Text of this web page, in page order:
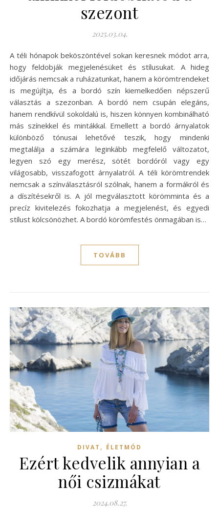
szezont
2025.03.04.
A téli hónapok beköszöntével sokan keresnek módot arra,
hogy feldobják megjelenésüket és stílusukat. A hideg
időjárás nemcsak a ruházatunkat, hanem a körömtrendeket
is megújítja, és a bordó szín kiemelkedően népszerű
választás a szezonban. A bordó nem csupán elegáns,
hanem rendkívül sokoldalú is, hiszen könnyen kombinálható
más színekkel és mintákkal. Emellett a bordó árnyalatok
különböző tónusai lehetővé teszik, hogy mindenki
megtalálja a számára leginkább megfelelő változatot,
legyen szó egy merész, sötét bordóról vagy egy
világosabb, visszafogott árnyalatról. A téli körömtrendek
nemcsak a színválasztásról szólnak, hanem a formákról és
a díszítésekről is. A jól megválasztott körömminta és a
precíz kivitelezés fokozhatja a megjelenést, és egyedi
stílust kölcsönözhet. A bordó körömfestés önmagában is…
TOVÁBB
DIVAT , ÉLETMÓD
Ezért kedvelik annyian a
női csizmákat
2024.08.27.